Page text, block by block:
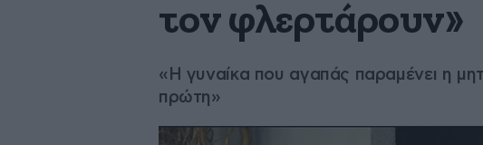
τον φλερτάρουν»
«Η γυναίκα που αγαπάς παραμένει η
πρώτη»